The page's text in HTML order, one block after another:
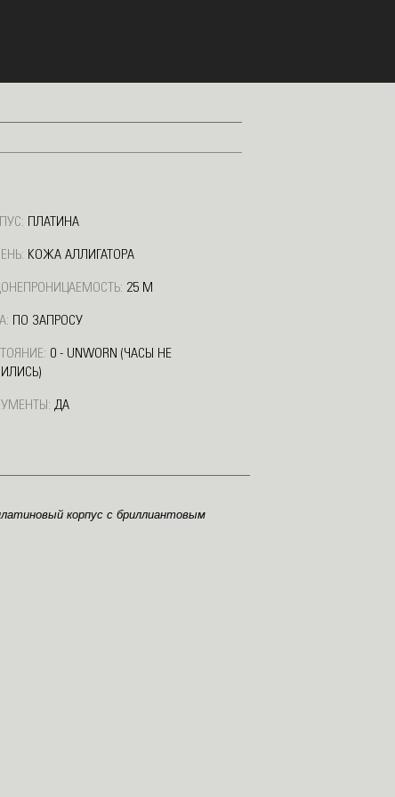
ПЛАТИНА
КОЖА АЛЛИГАТОРА
25 М
ПО ЗАПРОСУ
0 - UNWORN (ЧАСЫ НЕ
ДА
корпус с бриллиантовым